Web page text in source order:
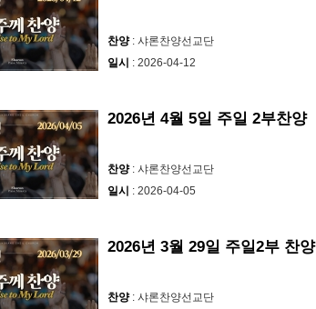
찬양: 샤론찬양선교단
일시 : 2026-04-12
2026년 4월 5일 주일 2부찬양
찬양: 샤론찬양선교단
일시 : 2026-04-05
2026년 3월 29일 주일2부 찬양
찬양: 샤론찬양선교단